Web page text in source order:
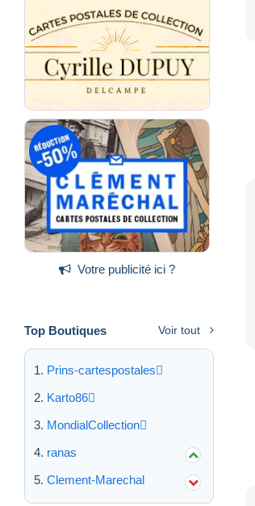
Votre publicité ici ?
Top Boutiques Voir tout
Prins-cartespostales
Karto86
MondialCollection
ranas
Clement-Marechal